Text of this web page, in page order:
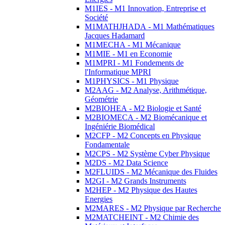
M1IES - M1 Innovation, Entreprise et
Société
M1MATHJHADA - M1 Mathématiques
Jacques Hadamard
M1MECHA - M1 Mécanique
M1MIE - M1 en Economie
M1MPRI - M1 Fondements de
l'Informatique MPRI
M1PHYSICS - M1 Physique
M2AAG - M2 Analyse, Arithmétique,
Géométrie
M2BIOHEA - M2 Biologie et Santé
M2BIOMECA - M2 Biomécanique et
Ingéniérie Biomédical
M2CFP - M2 Concepts en Physique
Fondamentale
M2CPS - M2 Système Cyber Physique
M2DS - M2 Data Science
M2FLUIDS - M2 Mécanique des Fluides
M2GI - M2 Grands Instruments
M2HEP - M2 Physique des Hautes
Energies
M2MARES - M2 Physique par Recherche
M2MATCHEINT - M2 Chimie des